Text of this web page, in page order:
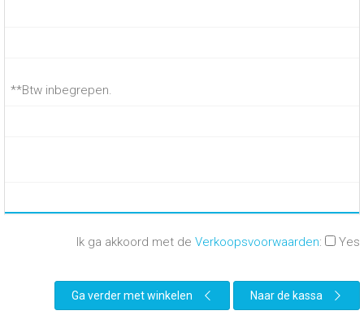
**Btw inbegrepen.
Ik ga akkoord met de Verkoopsvoorwaarden: Yes
Ga verder met winkelen Naar de kassa